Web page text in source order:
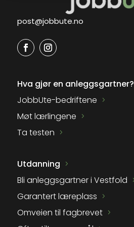
post@jobbute.no
Hva gjør en anleggsgartner?
JobbUte-bedriftene
Møt lærlingene
Ta testen
Utdanning
Bli anleggsgartner i Vestfold
Garantert læreplass
Omveien til fagbrevet